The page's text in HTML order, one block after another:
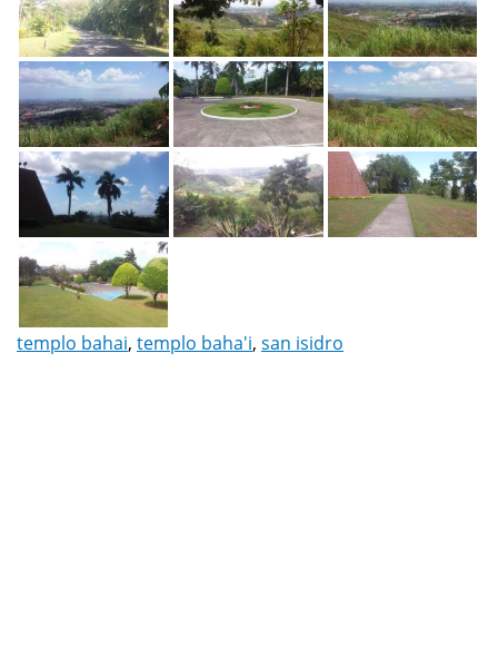
templo bahai, templo baha'i, san isidro